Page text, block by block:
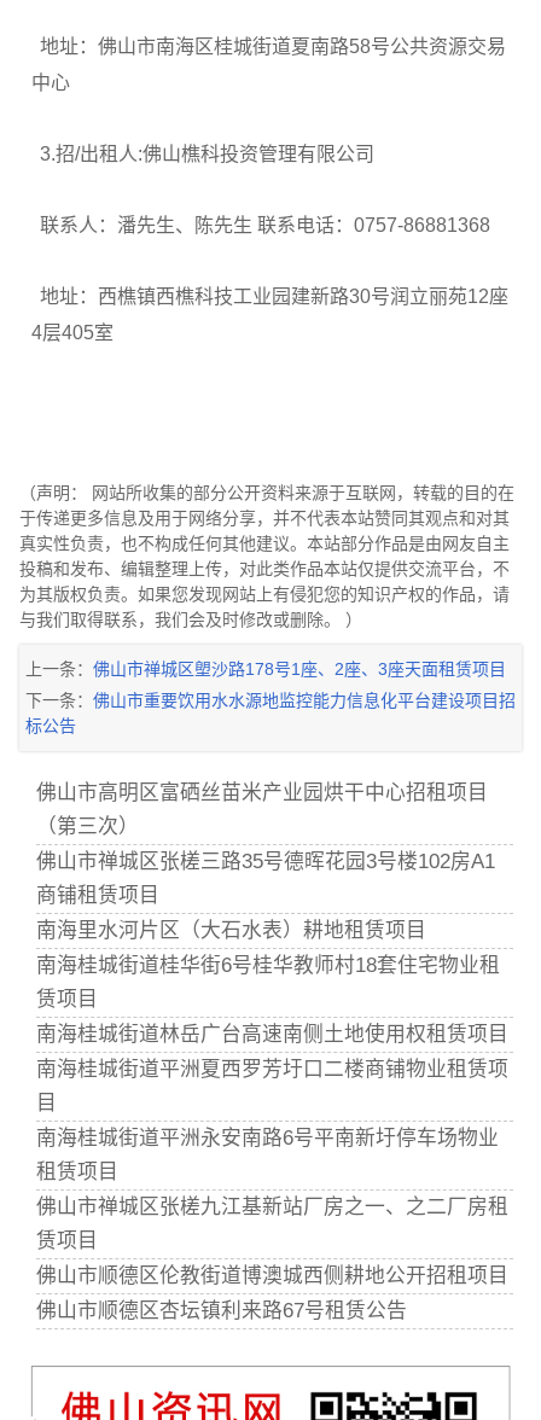
地址：佛山市南海区桂城街道夏南路58号公共资源交易
中心
3.招/出租人:佛山樵科投资管理有限公司
联系人：潘先生、陈先生 联系电话：0757-86881368
地址：西樵镇西樵科技工业园建新路30号润立丽苑12座
4层405室
（声明： 网站所收集的部分公开资料来源于互联网，转载的目的在
于传递更多信息及用于网络分享，并不代表本站赞同其观点和对其
真实性负责，也不构成任何其他建议。本站部分作品是由网友自主
投稿和发布、编辑整理上传，对此类作品本站仅提供交流平台，不
为其版权负责。如果您发现网站上有侵犯您的知识产权的作品，请
与我们取得联系，我们会及时修改或删除。 ）
上一条： 佛山市禅城区塱沙路178号1座、2座、3座天面租赁项目
下一条： 佛山市重要饮用水水源地监控能力信息化平台建设项目招
标公告
佛山市高明区富硒丝苗米产业园烘干中心招租项目
（第三次）
佛山市禅城区张槎三路35号德晖花园3号楼102房A1
商铺租赁项目
南海里水河片区（大石水表）耕地租赁项目
南海桂城街道桂华街6号桂华教师村18套住宅物业租
赁项目
南海桂城街道林岳广台高速南侧土地使用权租赁项目
南海桂城街道平洲夏西罗芳圩口二楼商铺物业租赁项
目
南海桂城街道平洲永安南路6号平南新圩停车场物业
租赁项目
佛山市禅城区张槎九江基新站厂房之一、之二厂房租
赁项目
佛山市顺德区伦教街道博澳城西侧耕地公开招租项目
佛山市顺德区杏坛镇利来路67号租赁公告